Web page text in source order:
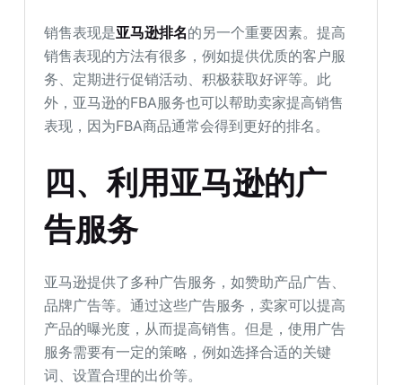
销售表现是亚马逊排名的另一个重要因素。提高
销售表现的方法有很多，例如提供优质的客户服
务、定期进行促销活动、积极获取好评等。此
外，亚马逊的FBA服务也可以帮助卖家提高销售
表现，因为FBA商品通常会得到更好的排名。
四、利用亚马逊的广
告服务
亚马逊提供了多种广告服务，如赞助产品广告、
品牌广告等。通过这些广告服务，卖家可以提高
产品的曝光度，从而提高销售。但是，使用广告
服务需要有一定的策略，例如选择合适的关键
词、设置合理的出价等。